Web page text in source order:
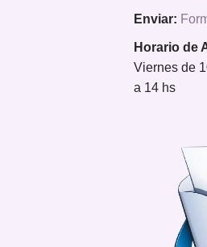
Enviar:
Horario de
Viernes de
a 14 hs